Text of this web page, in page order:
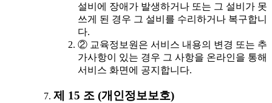
설비에 장애가 발생하거나 또는 그 설비가 못
쓰게 된 경우 그 설비를 수리하거나 복구합니
다.
② 교육정보원은 서비스 내용의 변경 또는 추
가사항이 있는 경우 그 사항을 온라인을 통해
서비스 화면에 공지합니다.
제 15 조 (개인정보보호)